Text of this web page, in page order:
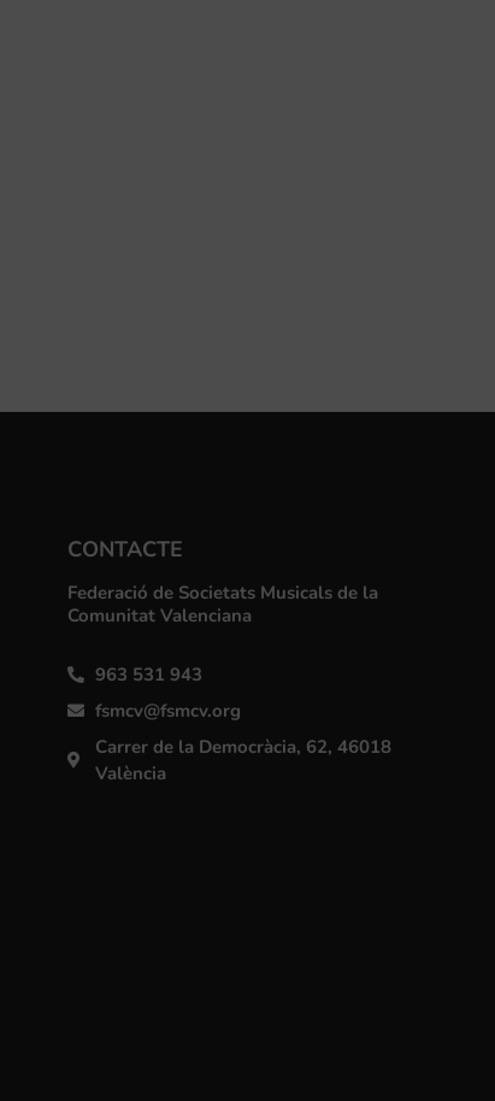
CONTACTE
Federació de Societats Musicals de la
Comunitat Valenciana
963 531 943
fsmcv@fsmcv.org
Carrer de la Democràcia, 62, 46018
València